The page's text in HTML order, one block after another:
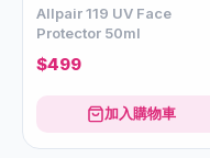
Allpair 119 UV Face
Protector 50ml
$499
加入購物車